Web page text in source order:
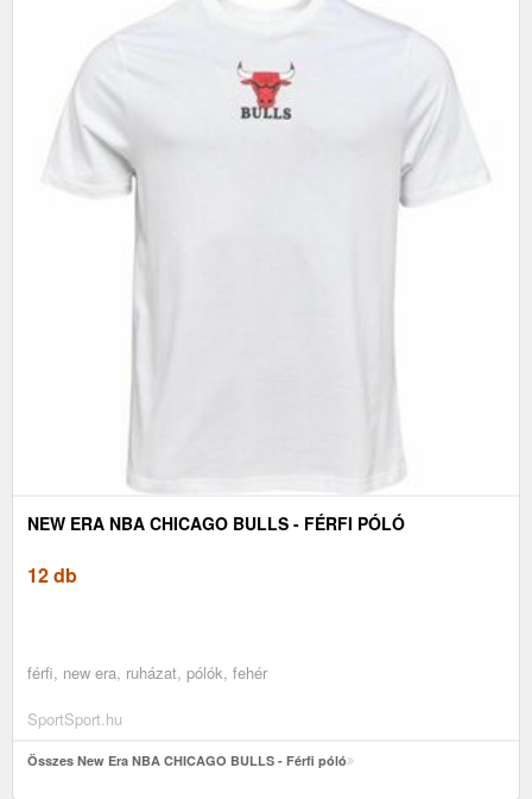
NEW ERA NBA CHICAGO BULLS - FÉRFI PÓLÓ
12 db
férfi, new era, ruházat, pólók, fehér
SportSport.hu
Összes New Era NBA CHICAGO BULLS - Férfi póló